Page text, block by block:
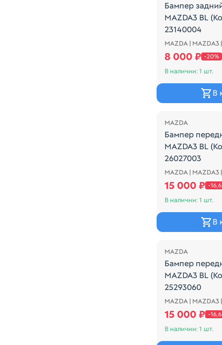
Бампер
MAZDA3 BL
23140004
COLOR - A4D
MAZDA | MAZDA3
8 000 ₽ -20%
В наличии: 1 шт.
В
Распродажа
MAZDA
Бампер
MAZDA3 BL
26027003
COLOR - 16W
MAZDA | MAZDA3
15 000 ₽ -
В наличии: 1 шт.
В
Распродажа
MAZDA
Бампер
MAZDA3 BL
25293060
COLOR
MAZDA | MAZDA3
15 000 ₽ -
В наличии: 1 шт.